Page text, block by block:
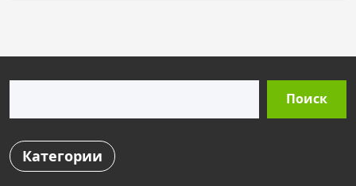
Поиск
Категории